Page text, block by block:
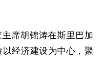
席胡锦涛在斯里巴加
经济建设为中心，聚